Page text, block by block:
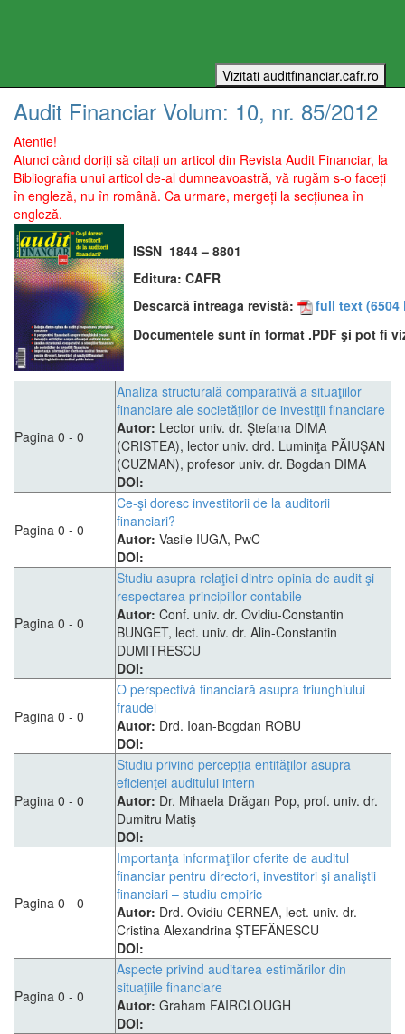
Audit Financiar Volum: 10, nr. 85/2012
Atentie!
Atunci când doriți să citați un articol din Revista Audit Financiar, la
Bibliografia unui articol de-al dumneavoastră, vă rugăm s-o faceți
în engleză, nu în română. Ca urmare, mergeți la secțiunea în
engleză.
ISSN 1844 – 8801
Editura: CAFR
Descarcă întreaga revistă:
full text (6504
Documentele sunt în format .PDF şi pot fi
Pagina 0 - 0
Analiza structurală comparativă a situaţiilor
financiare ale societăţilor de investiţii financiare
Autor: Lector univ. dr. Ştefana DIMA
(CRISTEA), lector univ. drd. Luminiţa PĂIUŞAN
(CUZMAN), profesor univ. dr. Bogdan DIMA
DOI:
Pagina 0 - 0
Ce-şi doresc investitorii de la auditorii
financiari?
Autor: Vasile IUGA, PwC
DOI:
Pagina 0 - 0
Studiu asupra relaţiei dintre opinia de audit şi
respectarea principiilor contabile
Autor: Conf. univ. dr. Ovidiu-Constantin
BUNGET, lect. univ. dr. Alin-Constantin
DUMITRESCU
DOI:
Pagina 0 - 0
O perspectivă financiară asupra triunghiului
fraudei
Autor: Drd. Ioan-Bogdan ROBU
DOI:
Pagina 0 - 0
Studiu privind percepţia entităţilor asupra
eficienţei auditului intern
Autor: Dr. Mihaela Drăgan Pop, prof. univ. dr.
Dumitru Matiş
DOI:
Pagina 0 - 0
Importanţa informaţiilor oferite de auditul
financiar pentru directori, investitori şi analiştii
financiari – studiu empiric
Autor: Drd. Ovidiu CERNEA, lect. univ. dr.
Cristina Alexandrina ŞTEFĂNESCU
DOI:
Pagina 0 - 0
Aspecte privind auditarea estimărilor din
situaţiile financiare
Autor: Graham FAIRCLOUGH
DOI: